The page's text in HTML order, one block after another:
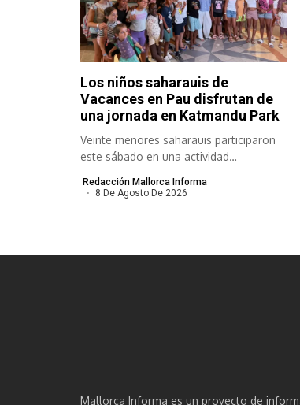
Los niños saharauis de
Vacances en Pau disfrutan de
una jornada en Katmandu Park
Veinte menores saharauis participaron
este sábado en una actividad
Redacción Mallorca Informa
8 De Agosto De 2026
Mallorca Informa es un proyecto de